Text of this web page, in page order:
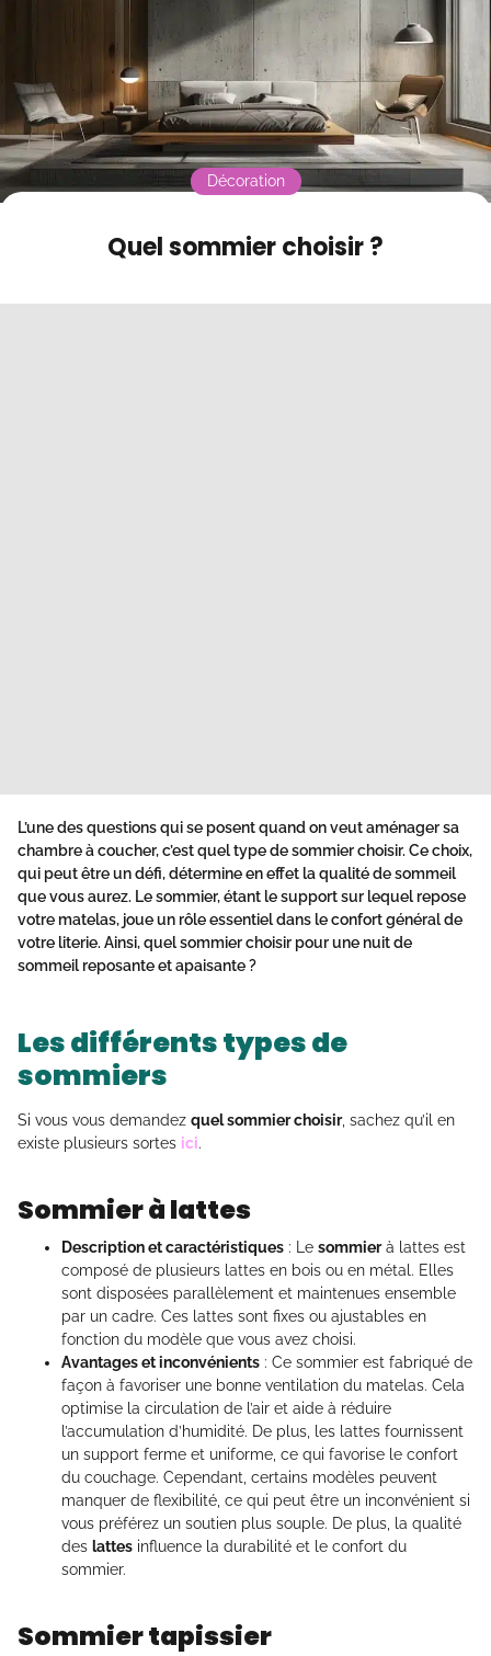
Mode sombre
Quel sommier choisir ?
Décoration
L’une des questions qui se posent quand on veut aménager sa
chambre à coucher, c’est quel type de sommier choisir. Ce choix,
qui peut être un défi, détermine en effet la qualité de sommeil
que vous aurez. Le sommier, étant le support sur lequel repose
votre matelas, joue un rôle essentiel dans le confort général de
votre literie. Ainsi,quel sommier choisir pour une nuit de
sommeil reposante et apaisante ?
Les différents types de
sommiers
Si vous vous demandez quel sommier choisir, sachez qu’il en
existe plusieurs sortes ici.
Sommier à lattes
Description et caractéristiques : Le sommierà lattes est
composé de plusieurs lattes en bois ou en métal. Elles
sont disposées parallèlement et maintenues ensemble
par un cadre. Ces lattes sont fixes ou ajustables en
fonction du modèle que vous avez choisi.
Avantages et inconvénients : Ce sommier est fabriqué de
façon à favoriser une bonne ventilation du matelas. Cela
optimise la circulation de l’air et aide à réduire
l’accumulation d’humidité. De plus, les lattes fournissent
un support ferme et uniforme, ce qui favorise le confort
du couchage. Cependant, certains modèles peuvent
manquer de flexibilité, ce qui peut être un inconvénient si
vous préférez un soutien plus souple. De plus, la qualité
des lattes influence la durabilité et le confort du
sommier.
Sommier tapissier